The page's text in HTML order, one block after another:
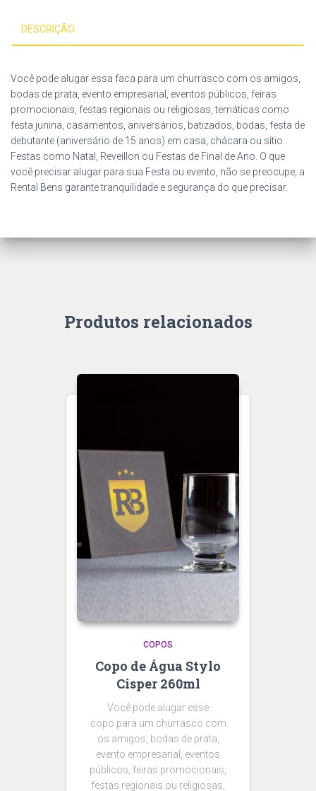
DESCRIÇÃO
Você pode alugar essa faca para um churrasco com os amigos,
bodas de prata, evento empresarial, eventos públicos, feiras
promocionais, festas regionais ou religiosas, temáticas como
festa junina, casamentos, aniversários, batizados, bodas, festa de
debutante (aniversário de 15 anos) em casa, chácara ou sítio.
Festas como Natal, Reveillon ou Festas de Final de Ano. O que
você precisar alugar para sua Festa ou evento, não se preocupe, a
Rental Bens garante tranquilidade e segurança do que precisar.
Produtos relacionados
COPOS
Copo de Água Stylo
Cisper 260ml
Você pode alugar esse
copo para um churrasco com
os amigos, bodas de prata,
evento empresarial, eventos
públicos, feiras promocionais,
festas regionais ou religiosas,